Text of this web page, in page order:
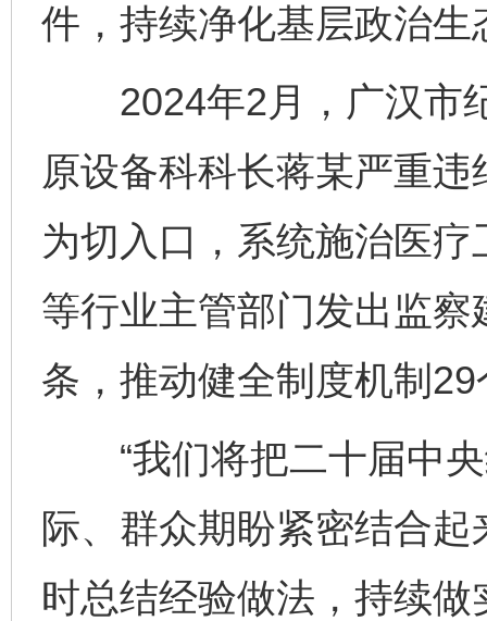
件，持续净化基层政治生
2024年2月，广汉市
原设备科科长蒋某严重
为切入口，系统施治医
等行业主管部门发出监
条，推动健全制度机制29
“我们将把二十届中央
际、群众期盼紧密结合
时总结经验做法，持续
完善运行机制助力责任有效落实 一纸欠